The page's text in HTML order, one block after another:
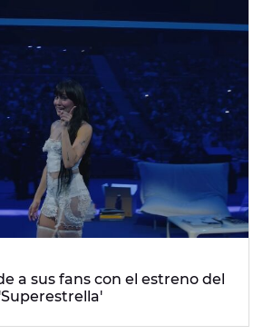
a sus fans con el estreno del